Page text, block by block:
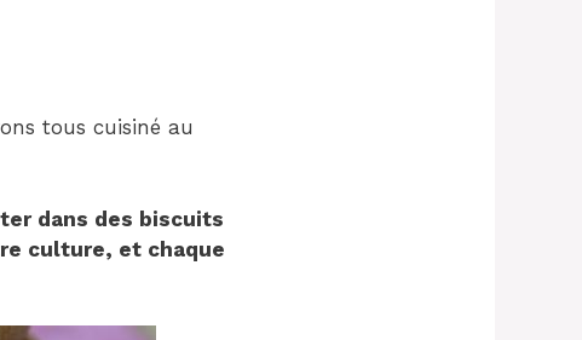
tous cuisiné au
dans des biscuits
culture, et chaque